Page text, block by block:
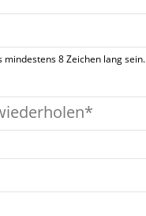
mindestens 8 Zeichen lang sein.